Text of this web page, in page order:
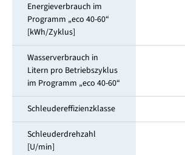
Energieverbrauch im
Programm „eco 40-60“
[kWh/Zyklus]
Wasserverbrauch in
Litern pro Betriebszyklus
im Programm „eco 40-60“
Schleudereffizienzklasse
Schleuderdrehzahl
[U/min]